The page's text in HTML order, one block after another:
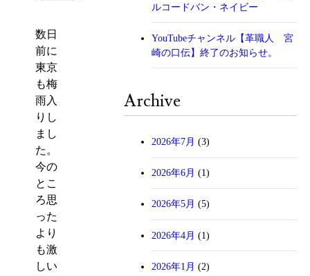
数日
前に
東京
も梅
雨入
りし
まし
た。
今の
とこ
ろ思
った
より
も激
しい
ルコードバン・ネイビー
YouTubeチャンネル【革職人 宮
崎の口伝】終了のお知らせ。
Archive
2026年7月 (3)
2026年6月 (1)
2026年5月 (5)
2026年4月 (1)
2026年1月 (2)